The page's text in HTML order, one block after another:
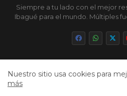
Siempre a tu lado con el mejor
Ibagué para el mundo. Múltiples
Inicio Sobre Nosotros
Nuestro sitio usa cookies para
más